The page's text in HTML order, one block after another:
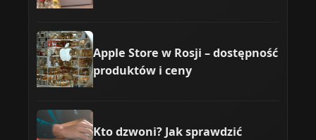
Apple Store w Rosji – dostępność
produktów i ceny
Kto dzwoni? Jak sprawdzić